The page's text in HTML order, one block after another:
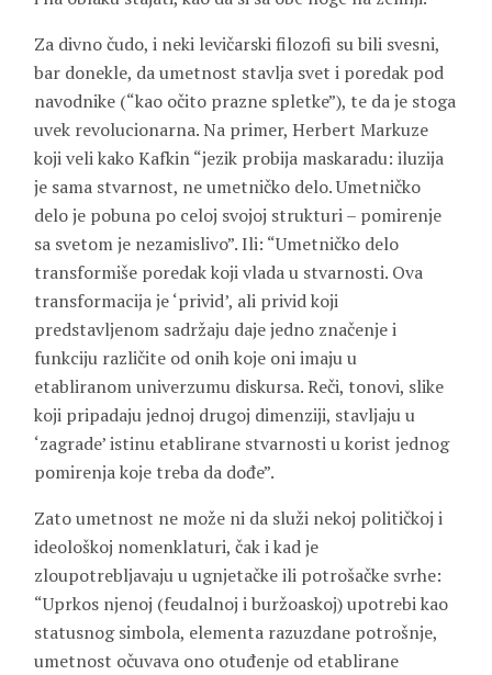
Za divno čudo, i neki levičarski filozofi su bili svesni,
bar donekle, da umetnost stavlja svet i poredak pod
navodnike (“kao očito prazne spletke”), te da je stoga
uvek revolucionarna. Na primer, Herbert Markuze
koji veli kako Kafkin “jezik probija maskaradu: iluzija
je sama stvarnost, ne umetničko delo. Umetničko
delo je pobuna po celoj svojoj strukturi – pomirenje
sa svetom je nezamislivo”. Ili: “Umetničko delo
transformiše poredak koji vlada u stvarnosti. Ova
transformacija je ‘privid’, ali privid koji
predstavljenom sadržaju daje jedno značenje i
funkciju različite od onih koje oni imaju u
etabliranom univerzumu diskursa. Reči, tonovi, slike
koji pripadaju jednoj drugoj dimenziji, stavljaju u
‘zagrade’ istinu etablirane stvarnosti u korist jednog
pomirenja koje treba da dođe”.
Zato umetnost ne može ni da služi nekoj političkoj i
ideološkoj nomenklaturi, čak i kad je
zloupotrebljavaju u ugnjetačke ili potrošačke svrhe:
“Uprkos njenoj (feudalnoj i buržoaskoj) upotrebi kao
statusnog simbola, elementa razuzdane potrošnje,
umetnost očuvava ono otuđenje od etablirane